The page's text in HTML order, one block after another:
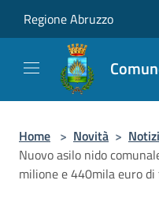
Regione Abruzzo
Home > Novità >
Nuovo asilo nido
milione e 440mila euro